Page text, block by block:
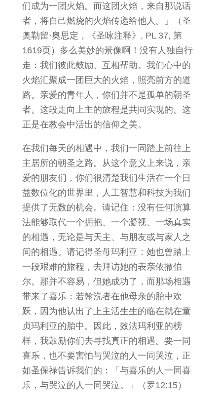
们成为一团火焰。而这团火焰，来自那说话
者，将自己燃烧的火焰传递给他人。」（圣
奥勒留·奥思定，《圣咏注释》, PL 37, 第
1619页）多么美妙的景像啊！没有人独自行
走：我们彼此鼓励、互相帮助。我们心中的
火焰汇聚成一团巨大的火焰，照亮前方的道
路。亲爱的青年人，你们并不是孤单的朝圣
者。这段走向上主的旅程是共同实现的。这
正是在教会中活出的信仰之美。
在我们每天的相遇中，我们一同踏上前往上
主居所的朝圣之路。从这个意义上来说，亲
爱的朋友们，你们很清楚我们生活在一个日
益数位化的世界里，人工智慧和科技为我们
提供了无数的机会。请记住：没有任何演算
法能够取代一个拥抱、一个凝视、一场真实
的相遇，无论是与天主、与朋友或与家人之
间的相遇。请记得圣母玛利亚：她也曾踏上
一段艰难的旅程，去拜访她的表亲依撒伯
尔。那并不容易，但她成功了，而那场相遇
带来了喜乐：若翰洗者在他母亲的胎中欢
跃，因为他认出了上主活生生的临在就在童
贞玛利亚的胎中。因此，效法玛利亚的榜
样，我鼓励你们去寻找真正的相遇。要一同
喜乐，也不要害怕与哭泣的人一同哭泣，正
如圣保禄告诉我们的：「与喜乐的人一同喜
乐，与哭泣的人一同哭泣。」（罗12:15）